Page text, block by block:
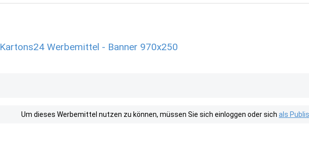
Kartons24 Werbemittel - Banner 970x250
Um dieses Werbemittel nutzen zu können, müssen Sie sich einloggen oder sich als